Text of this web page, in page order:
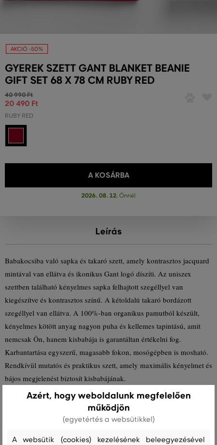
AKCIÓ -50%
GYEREK SZETT GANT BLANKET BEANIE
GIFT SET 68 X 78 CM RUBY RED
40 990 Ft
20 490 Ft
RUBY RED
A KOSÁRBA
2026. 08. 12. Önnél
Leírás
Babakocsiba való sapka és takaró szett, amely kontrasztos jacquard
mintával van ellátva és ikonikus Gant logó díszíti. Az uniszex
szettben található kényelmes sapka felhajtott szegéllyel van
kiegészítve és kontrasztos színű. A kétoldalú takaró bordázott
szegéllyel van ellátva. A 100%-ban organikus pamutból készült,
kényelmes kötött anyag nagyon puha és kellemes tapintású, amit
nemcsak Ön, hanem kisbabája is garantáltan értékelni fog.
Karbantartása egyszerű, magasabb fokon, mosógépben is mosható.
Rendkívül mutatós és praktikus szett, amely maximális kényelmet és
bájos megjelenést biztosít kisbabájának.
Méretek: 68 x 78 cm
REGULAR Szezon: FW24
Termék kódja
Azért, hogy weboldalunk megfelelően
működjön
(egyetértés a websütikkel)
A websütik (cookies) kezelésének beleegyezésével